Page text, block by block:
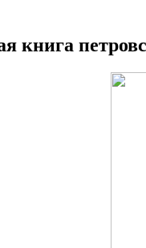
книга